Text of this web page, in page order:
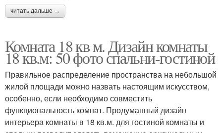
читать дальше →
Комната 18 кв м. Дизайн комнаты
18 кв.м: 50 фото спальни-гостиной
Правильное распределение пространства на небольшой
жилой площади можно назвать настоящим искусством,
особенно, если необходимо совместить
функциональность комнат. Продуманный дизайн
интерьера комнаты в 18 кв.м. для гостиной комнаты и